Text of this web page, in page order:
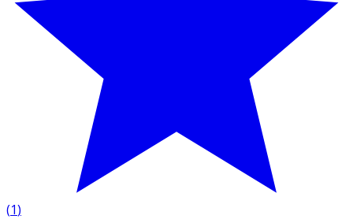
(1)